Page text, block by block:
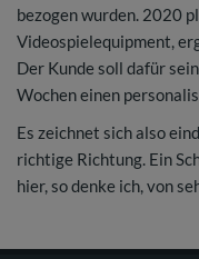
bezogen wurden. 2020
Videospielequipment,
Der Kunde soll dafür
Wochen einen
Es zeichnet sich also
richtige Richtung. Ein
hier, so denke ich, von